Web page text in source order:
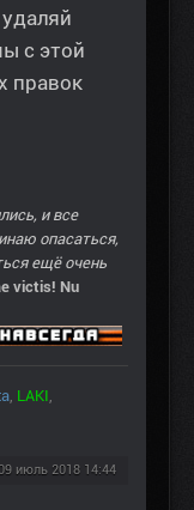
с этой
правок
и все
опасаться,
ещё очень
victis! Nu
, LAKI,
июль 2018 14:44